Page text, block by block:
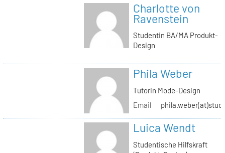
Charlotte von
Ravenstein
Studentin BA/MA Produkt-
Design
Phila Weber
Tutorin Mode-Design
Email
Luica Wendt
Studentische Hilfskraft